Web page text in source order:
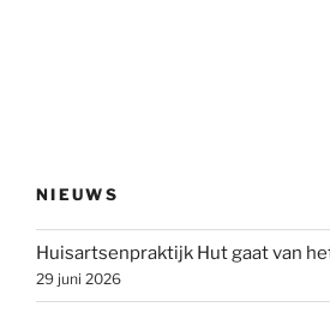
NIEUWS
Huisartsenpraktijk Hut gaat van
29 juni 2026